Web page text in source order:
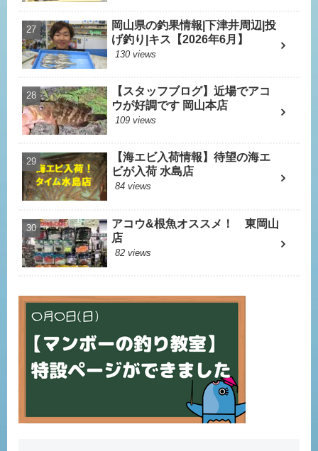
岡山県の釣果情報|下津井周辺|投
げ釣り|キス【2026年6月】
130 views
【スタッフブログ】近場でアコ
ウが好調です 岡山本店
109 views
【海エビ入荷情報】待望の海エ
ビが入荷 水島店
84 views
アコウ&根魚オススメ！ 東岡山
店
82 views